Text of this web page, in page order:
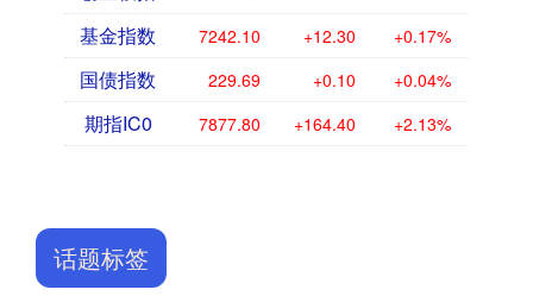
基金指数 7242.10 +12.30 +0.17%
国债指数 229.69 +0.10 +0.04%
期指IC0 7877.80 +164.40 +2.13%
话题标签